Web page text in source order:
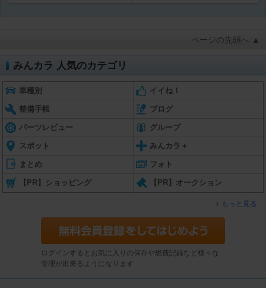
ページの先頭へ ▲
みんカラ 人気のカテゴリ
車種別 イイね！
整備手帳 ブログ
パーツレビュー グループ
スポット みんカラ＋
まとめ フォト
【PR】ショッピング 【PR】オークション
もっと見る
ログインするとお気に入りの保存や燃費記録など様々な
管理が出来るようになります